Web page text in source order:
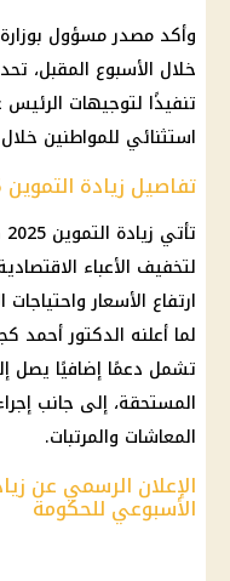
وأكد مصدر مسؤول بوزارة
خلال الأسبوع المقبل،
تنفيذًا لتوجيهات
استثنائي للمواطنين خلال
تفاصيل زيادة التموين 2025 وموعد الصرف
تأتي زيادة التموين
لتخفيف الأعباء
ارتفاع الأسعارواحتياجات
لما أعلنه الدكتور أحمد
المستحقة، إلى جانب
المعاشات والمرتبات.
الأسبوعي للحكومة